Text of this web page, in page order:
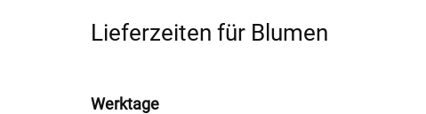
Lieferzeiten für Blumen
Werktage